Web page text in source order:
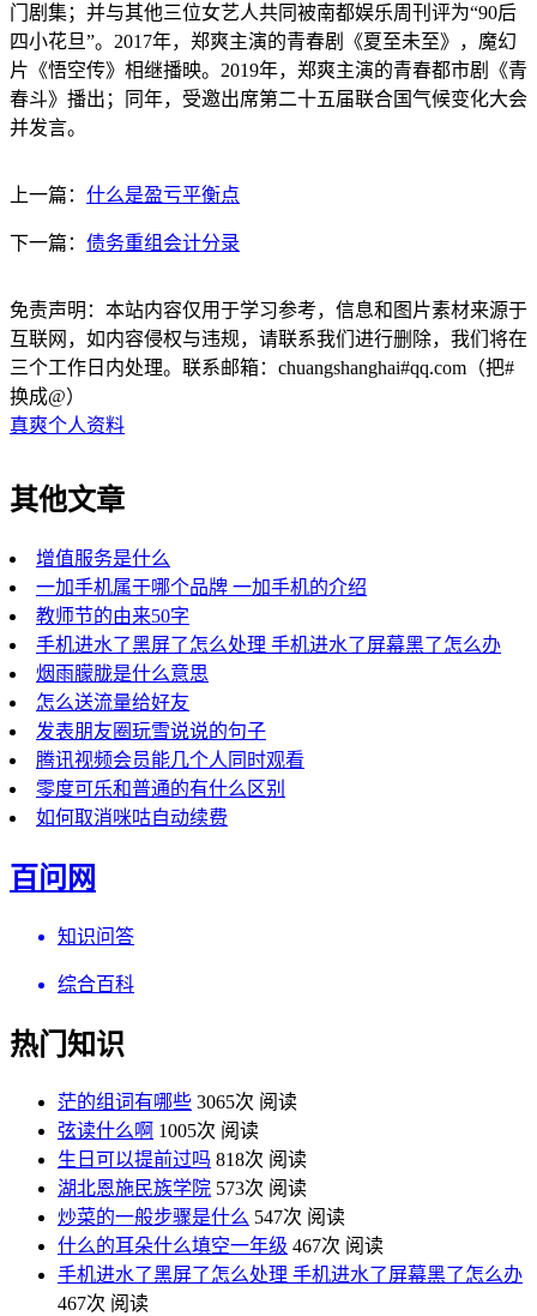
门剧集；并与其他三位女艺人共同被南都娱乐周刊评为“90后
四小花旦”。2017年，郑爽主演的青春剧《夏至未至》，魔幻
片《悟空传》相继播映。2019年，郑爽主演的青春都市剧《青
春斗》播出；同年，受邀出席第二十五届联合国气候变化大会
并发言。
上一篇： 什么是盈亏平衡点
下一篇： 债务重组会计分录
免责声明：本站内容仅用于学习参考，信息和图片素材来源于
互联网，如内容侵权与违规，请联系我们进行删除，我们将在
三个工作日内处理。联系邮箱：chuangshanghai#qq.com（把#
换成@）
真爽个人资料
其他文章
增值服务是什么
一加手机属于哪个品牌 一加手机的介绍
教师节的由来50字
手机进水了黑屏了怎么处理 手机进水了屏幕黑了怎么办
烟雨朦胧是什么意思
怎么送流量给好友
发表朋友圈玩雪说说的句子
腾讯视频会员能几个人同时观看
零度可乐和普通的有什么区别
如何取消咪咕自动续费
百问网
知识问答
综合百科
热门知识
茫的组词有哪些 3065次 阅读
弦读什么啊 1005次 阅读
生日可以提前过吗 818次 阅读
湖北恩施民族学院 573次 阅读
炒菜的一般步骤是什么 547次 阅读
什么的耳朵什么填空一年级 467次 阅读
手机进水了黑屏了怎么处理 手机进水了屏幕黑了怎么办
467次 阅读